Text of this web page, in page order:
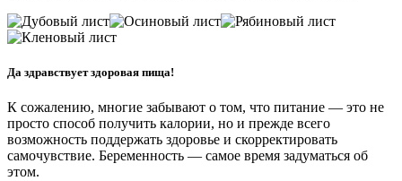
Да здравствует здоровая пища!
К сожалению, многие забывают о том, что питание — это не
просто способ получить калории, но и прежде всего
возможность поддержать здоровье и скорректировать
самочувствие. Беременность — самое время задуматься об
этом.